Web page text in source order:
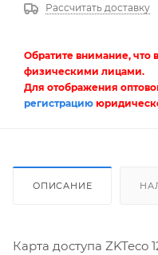
Рассчитать доставку
Обратите внимание, что
физическими лицами.
Для отображения
регистрацию
ОПИСАНИЕ
Карта доступа ZKTeco